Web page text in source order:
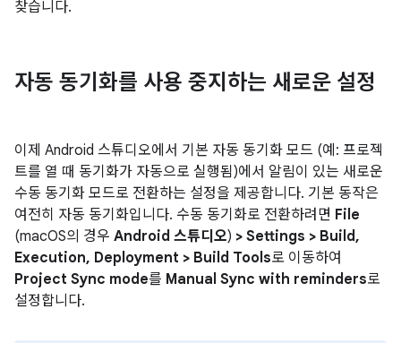
찾습니다.
자동 동기화를 사용 중지하는 새로운 설정
이제 Android 스튜디오에서 기본 자동 동기화 모드 (예: 프로젝
트를 열 때 동기화가 자동으로 실행됨)에서 알림이 있는 새로운
수동 동기화 모드로 전환하는 설정을 제공합니다. 기본 동작은
여전히 자동 동기화입니다. 수동 동기화로 전환하려면 File
(macOS의 경우 Android 스튜디오) > Settings > Build,
Execution, Deployment > Build Tools로 이동하여
Project Sync mode를 Manual Sync with reminders로
설정합니다.